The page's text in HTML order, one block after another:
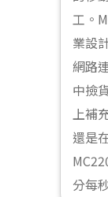
工。
業設
網路
中撿
上補
還是
分每